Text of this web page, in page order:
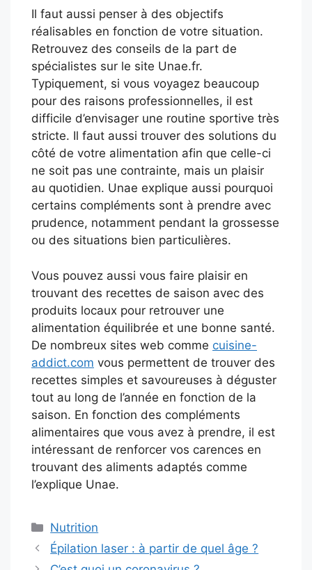
Il faut aussi penser à des objectifs
réalisables en fonction de votre situation.
Retrouvez des conseils de la part de
spécialistes sur le site Unae.fr.
Typiquement, si vous voyagez beaucoup
pour des raisons professionnelles, il est
difficile d’envisager une routine sportive très
stricte. Il faut aussi trouver des solutions du
côté de votre alimentation afin que celle-ci
ne soit pas une contrainte, mais un plaisir
au quotidien. Unae explique aussi pourquoi
certains compléments sont à prendre avec
prudence, notamment pendant la grossesse
ou des situations bien particulières.
Vous pouvez aussi vous faire plaisir en
trouvant des recettes de saison avec des
produits locaux pour retrouver une
alimentation équilibrée et une bonne santé.
De nombreux sites web comme cuisine-
addict.com vous permettent de trouver des
recettes simples et savoureuses à déguster
tout au long de l’année en fonction de la
saison. En fonction des compléments
alimentaires que vous avez à prendre, il est
intéressant de renforcer vos carences en
trouvant des aliments adaptés comme
l’explique Unae.
Catégories
Nutrition
Épilation laser : à partir de quel âge ?